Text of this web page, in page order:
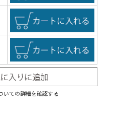
いての詳細を確認する